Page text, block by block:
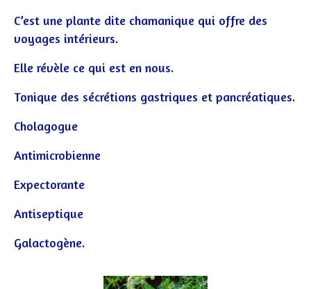
C’est une plante dite chamanique qui offre des
voyages intérieurs.
Elle révèle ce qui est en nous.
Tonique des sécrétions gastriques et pancréatiques.
Cholagogue
Antimicrobienne
Expectorante
Antiseptique
Galactogène.